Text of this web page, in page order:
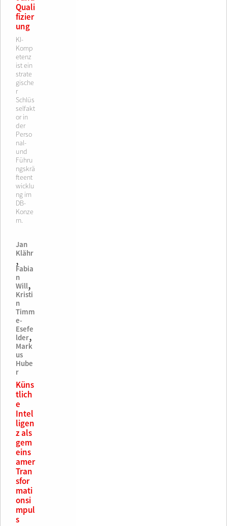
Quali
fizier
ung
KI-
Komp
etenz
ist ein
strate
gische
r
Schlüs
selfakt
or in
der
Perso
nal-
und
Führu
ngskrä
fteent
wicklu
ng im
DB-
Konze
rn.
Jan
Klähr
,
Fabia
n
Will,
Kristi
n
Timm
e-
Esefe
lder,
Mark
us
Hube
r
Küns
tlich
e
Intel
ligen
z als
gem
eins
amer
Tran
sfor
mati
onsi
mpul
s